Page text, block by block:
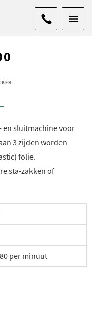
en sluitmachine voor
3 zijden worden
folie.
sta-zakken of
per minuut